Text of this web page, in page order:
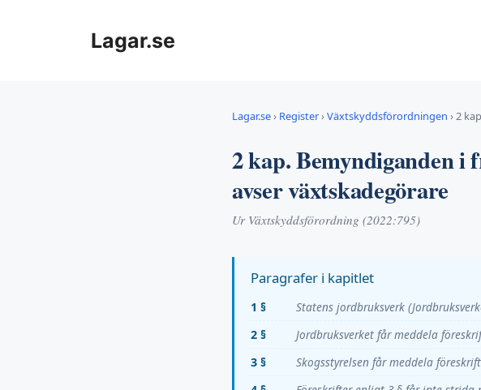
Lagar.se
Lagar.se› Register›Växtskyddsförordningen ›2
2 kap. Bemyndiganden i
avser växtskadegörare
Ur Växtskyddsförordning (2022:795)
Paragrafer i kapitlet
1 §
Statens jordbruksverk
2 §
Jordbruksverket får meddela
3 §
Skogsstyrelsen får meddela